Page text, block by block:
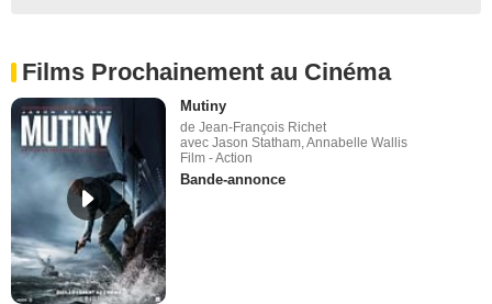
Films Prochainement au Cinéma
Mutiny
de Jean-François Richet
avec Jason Statham, Annabelle Wallis
Film - Action
Bande-annonce